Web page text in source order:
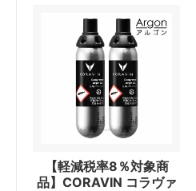
【軽減税率8％対象商
品】CORAVIN コラヴァ